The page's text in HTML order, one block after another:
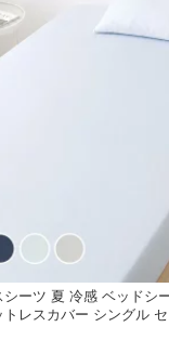
ーツ 夏 冷感 ベッドシ
レスカバー シングル
クール 涼感 涼しい 夏